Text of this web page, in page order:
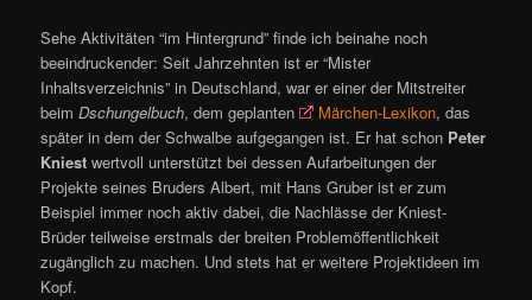
Sehe Aktivitäten “im Hintergrund” finde ich beinahe noch
beeindruckender: Seit Jahrzehnten ist er “Mister
Inhaltsverzeichnis” in Deutschland, war er einer der Mitstreiter
beimDschungelbuch, dem geplanten Märchen-Lexikon, das
später in dem der Schwalbe aufgegangen ist. Er hat schon Peter
Kniest wertvoll unterstützt bei dessen Aufarbeitungen der
Projekte seines Bruders Albert, mit Hans Gruber ist er zum
Beispiel immer noch aktiv dabei, die Nachlässe der Kniest-
Brüder teilweise erstmals der breiten Problemöffentlichkeit
zugänglich zu machen. Und stets hat er weitere Projektideen im
Kopf.